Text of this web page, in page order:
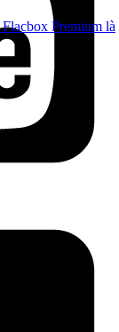
Premium là